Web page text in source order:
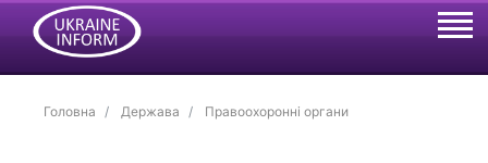
Головна Держава Правоохоронні органи